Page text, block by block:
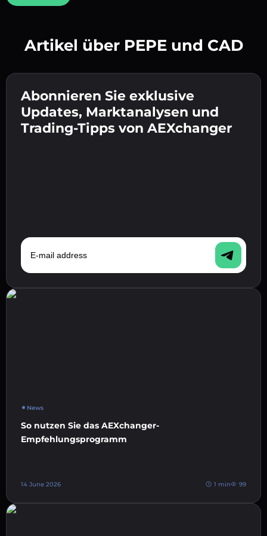
Gib deine Krypto-Wallet-Adresse ein 👉 fahre
mit dem nächsten Schritt fort.
Bestätige deine Identität 👉 fahre mit dem
letzten Schritt fort.
Sende die Einzahlung 👉 erhalte Krypto oder
Fiat in deiner Wallet.
Artikel über PEPE und CAD
Abonnieren Sie exklusive
Updates, Marktanalysen und
Trading-Tipps von AEXchanger
E-mail address
News
So nutzen Sie das AEXchanger-
Empfehlungsprogramm
14 June 2026 1 min 99